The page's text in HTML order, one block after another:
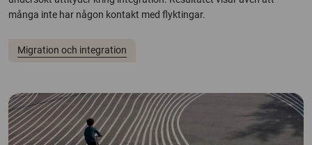
många inte har någon kontakt med flyktingar.
Migration och integration